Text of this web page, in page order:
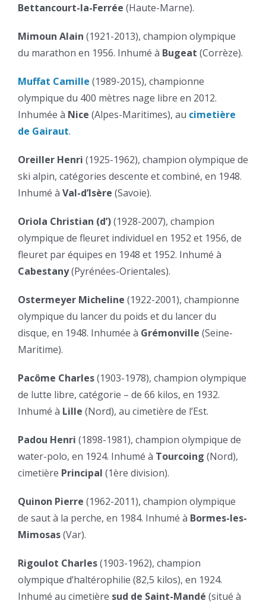
Bettancourt-la-Ferrée (Haute-Marne).
Mimoun Alain (1921-2013), champion olympique
du marathon en 1956. Inhumé à Bugeat (Corrèze).
Muffat Camille (1989-2015), championne
olympique du 400 mètres nage libre en 2012.
Inhumée à Nice (Alpes-Maritimes), au cimetière
de Gairaut.
Oreiller Henri (1925-1962), champion olympique de
ski alpin, catégories descente et combiné, en 1948.
Inhumé à Val-d’Isère (Savoie).
Oriola Christian (d’)(1928-2007), champion
olympique de fleuret individuel en 1952 et 1956, de
fleuret par équipes en 1948 et 1952. Inhumé à
Cabestany(Pyrénées-Orientales).
Ostermeyer Micheline (1922-2001), championne
olympique du lancer du poids et du lancer du
disque, en 1948. Inhumée à Grémonville (Seine-
Maritime).
Pacôme Charles(1903-1978), champion olympique
de lutte libre, catégorie – de 66 kilos, en 1932.
Inhumé à Lille (Nord), au cimetière de l’Est.
Padou Henri (1898-1981), champion olympique de
water-polo, en 1924. Inhumé à Tourcoing (Nord),
cimetière Principal (1ère division).
Quinon Pierre (1962-2011), champion olympique
de saut à la perche, en 1984. Inhumé à Bormes-les-
Mimosas(Var).
Rigoulot Charles(1903-1962), champion
olympique d’haltérophilie (82,5 kilos), en 1924.
Inhumé au cimetière sud de Saint-Mandé (situé à